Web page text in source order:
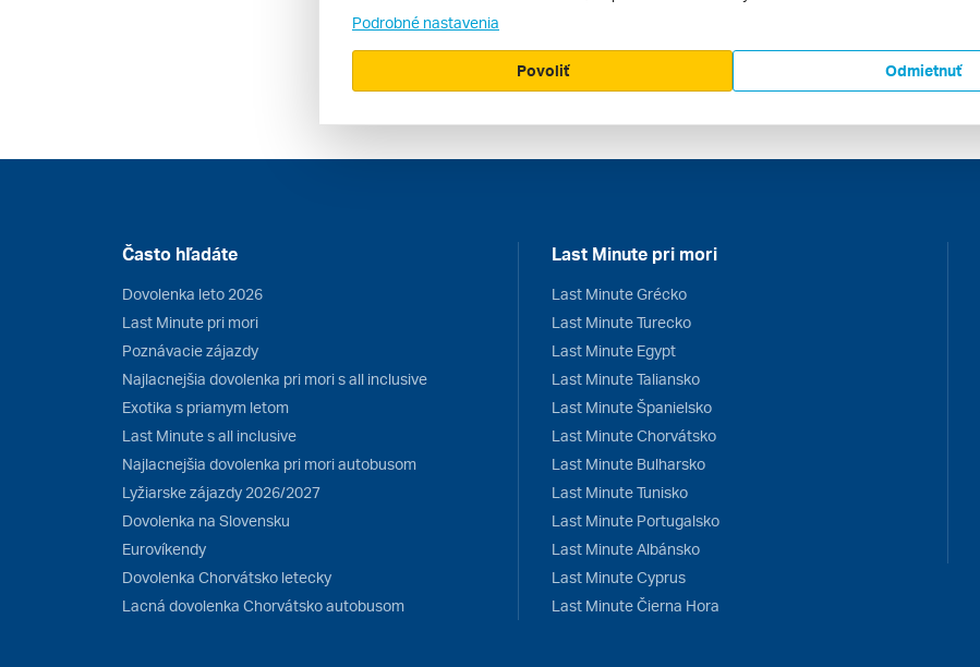
Často hľadáte
Dovolenka leto 2026
Last Minute pri mori
Poznávacie zájazdy
Najlacnejšia dovolenka pri mori s all inclusive
Exotika s priamym letom
Last Minute s all inclusive
Najlacnejšia dovolenka pri mori autobusom
Lyžiarske zájazdy 2026/2027
Dovolenka na Slovensku
Eurovíkendy
Dovolenka Chorvátsko letecky
Lacná dovolenka Chorvátsko autobusom
Last Minute pri mori
Last Minute Grécko
Last Minute Turecko
Last Minute Egypt
Last Minute Taliansko
Last Minute Španielsko
Last Minute Chorvátsko
Last Minute Bulharsko
Last Minute Tunisko
Last Minute Portugalsko
Last Minute Albánsko
Last Minute Cyprus
Last Minute Čierna Hora
Podrobné nastavenia
Odmietnuť
Povoliť